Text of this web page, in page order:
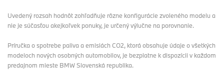
Uvedený rozsah hodnôt zohľadňuje rôzne konfigurácie zvoleného modelu a
nie je súčasťou akejkoľvek ponuky, je určený výlučne na porovnanie.
Príručka o spotrebe paliva a emisiách CO2, ktorá obsahuje údaje o všetkých
modeloch nových osobných automobilov, je bezplatne k dispozícii v každom
predajnom mieste BMW Slovenská republika.